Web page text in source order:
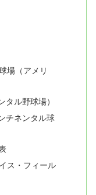
場（アメリ
タル野球場）
チネンタル球
ス・フィール